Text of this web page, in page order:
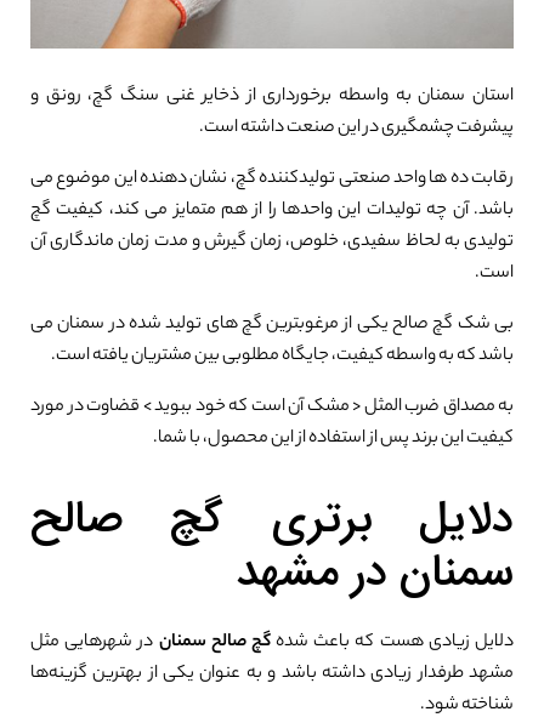
استان سمنان به واسطه برخورداری از ذخایر غنی سنگ گچ، رونق و
پیشرفت چشمگیری در این صنعت داشته است.
رقابت ده ها واحد صنعتی تولیدکننده گچ، نشان دهنده این موضوع می
باشد. آن چه تولیدات این واحدها را از هم متمایز می کند، کیفیت گچ
تولیدی به لحاظ سفیدی، خلوص، زمان گیرش و مدت زمان ماندگاری آن
است.
بی شک گچ صالح یکی از مرغوبترین گچ های تولید شده در سمنان می
باشد که به واسطه کیفیت، جایگاه مطلوبی بین مشتریان یافته است.
به مصداق ضرب المثل < مشک آن است که خود ببوید > قضاوت در مورد
کیفیت این برند پس از استفاده از این محصول، با شما.
دلایل برتری گچ صالح
سمنان در مشهد
دلایل زیادی هست که باعث شدهگچ صالح سمنان در شهرهایی مثل
مشهد طرفدار زیادی داشته باشد و به عنوان یکی از بهترین گزینه‌ها
شناخته شود.